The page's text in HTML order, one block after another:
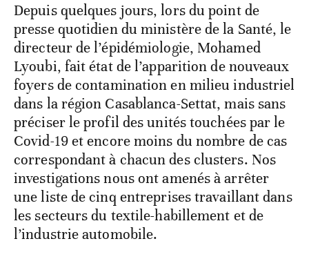
Depuis quelques jours, lors du point de
presse quotidien du ministère de la Santé, le
directeur de l’épidémiologie, Mohamed
Lyoubi, fait état de l’apparition de nouveaux
foyers de contamination en milieu industriel
dans la région Casablanca-Settat, mais sans
préciser le profil des unités touchées par le
Covid-19 et encore moins du nombre de cas
correspondant à chacun des clusters. Nos
investigations nous ont amenés à arrêter
une liste de cinq entreprises travaillant dans
les secteurs du textile-habillement et de
l’industrie automobile.